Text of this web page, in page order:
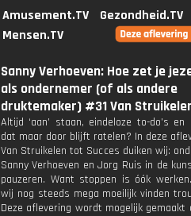
Amusement.TV
Gezondheid.TV
Mensen.TV
Sanny Verhoeven: Hoe zet je
als ondernemer (of als andere
druktemaker) #31 Van
Altijd ‘aan’ staan, eindeloze to-do’s
dat maar door blijft ratelen? In deze
Van Struikelen tot Succes duiken wij:
Sanny Verhoeven en Jorg Ruis in de
pauzeren. Want stoppen is óók
wij nog steeds mega moeilijk vinden
Deze aflevering wordt mogelijk gemaakt